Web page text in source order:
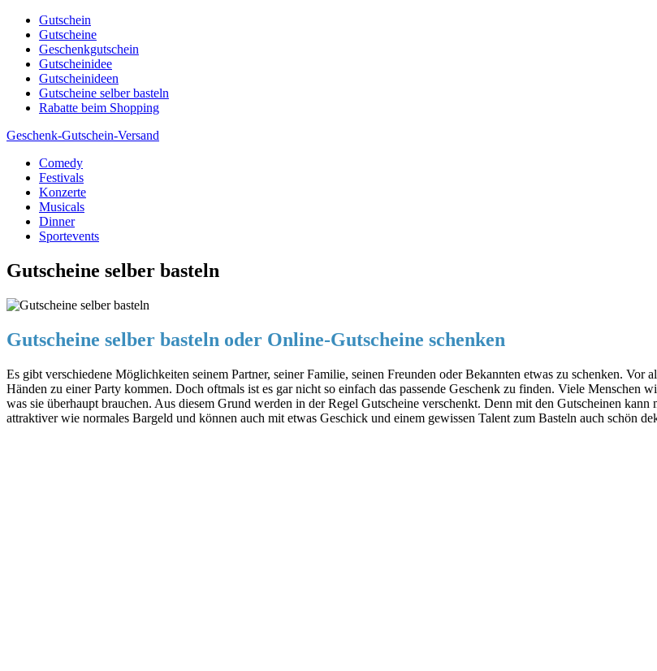
Skip
content
Gutschein
Gutscheine
Geschenkgutschein
Gutscheinidee
Gutscheinideen
Gutscheine selber basteln
Rabatte beim Shopping
Geschenk-Gutschein-Versand
Gutscheine, Gutscheinsprüche und Geschenkideen
Comedy
Festivals
Konzerte
Musicals
Dinner
Sportevents
Gutscheine selber basteln
Gutscheine selber basteln oder Online-Gutscheine schenken
Es gibt verschiedene Möglichkeiten seinem Partner, seiner Familie, seinen Freunden oder Bekannten etwas zu schenken.
Händen zu einer Party kommen. Doch oftmals ist es gar nicht so einfach das passende Geschenk zu finden. Viele Menschen
was sie überhaupt brauchen. Aus diesem Grund werden in der Regel Gutscheine verschenkt. Denn mit den Gutscheinen
attraktiver wie normales Bargeld und können auch mit etwas Geschick und einem gewissen Talent zum Basteln auch schön